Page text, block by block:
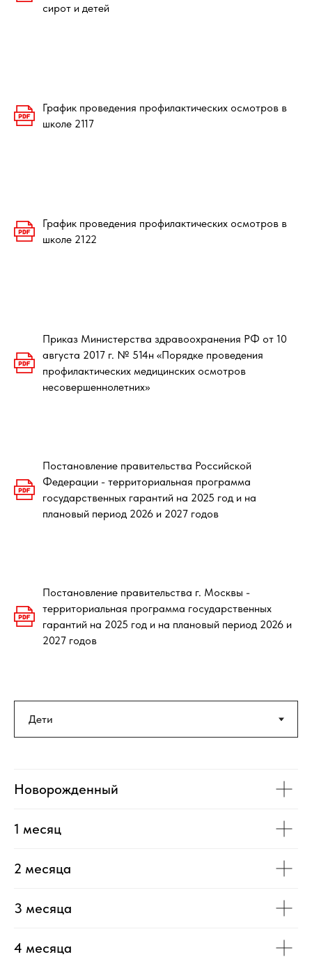
сирот и детей
График проведения профилактических осмотров в
школе 2117
График проведения профилактических осмотров в
школе 2122
Приказ Министерства здравоохранения РФ от 10
августа 2017 г. № 514н «Порядке проведения
профилактических медицинских осмотров
несовершеннолетних»
Постановление правительства Российской
Федерации - территориальная программа
государственных гарантий на 2025 год и на
плановый период 2026 и 2027 годов
Постановление правительства г. Москвы -
территориальная программа государственных
гарантий на 2025 год и на плановый период 2026 и
2027 годов
Новорожденный
1 месяц
2 месяца
3 месяца
4 месяца